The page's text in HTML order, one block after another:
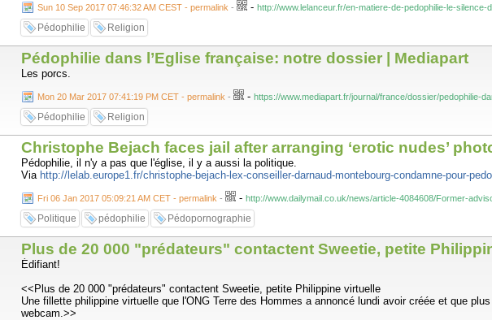
Sun 10 Sep 2017 07:46:32 AM CEST - permalink - - http://www.lelanceur.fr/en-matiere-de-pedophilie-le-
Pédophilie Religion
Pédophilie dans l’Eglise française: notre dossier | Mediapart
Les porcs.
Mon 20 Mar 2017 07:41:19 PM CET - permalink - - https://www.mediapart.fr/journal/france/dossier/pedophilie-
Pédophilie Religion
Christophe Bejach faces jail after arranging ‘erotic nudes’
Pédophilie, il n'y a pas que l'église, il y a aussi la politique.
Via http://lelab.europe1.fr/christophe-bejach-lex-conseiller-darnaud-montebourg-condamne-pour-
Fri 06 Jan 2017 05:09:21 AM CET - permalink - - http://www.dailymail.co.uk/news/article-4084608/Former-
Politique pédophilie Pédopornographie
Plus de 20 000 "prédateurs" contactent Sweetie, petite
Édifiant!
<<Plus de 20 000 "prédateurs" contactent Sweetie, petite Philippine virtuelle
Une fillette philippine virtuelle que l'ONG Terre des Hommes a annoncé lundi avoir créée et que
webcam.>>